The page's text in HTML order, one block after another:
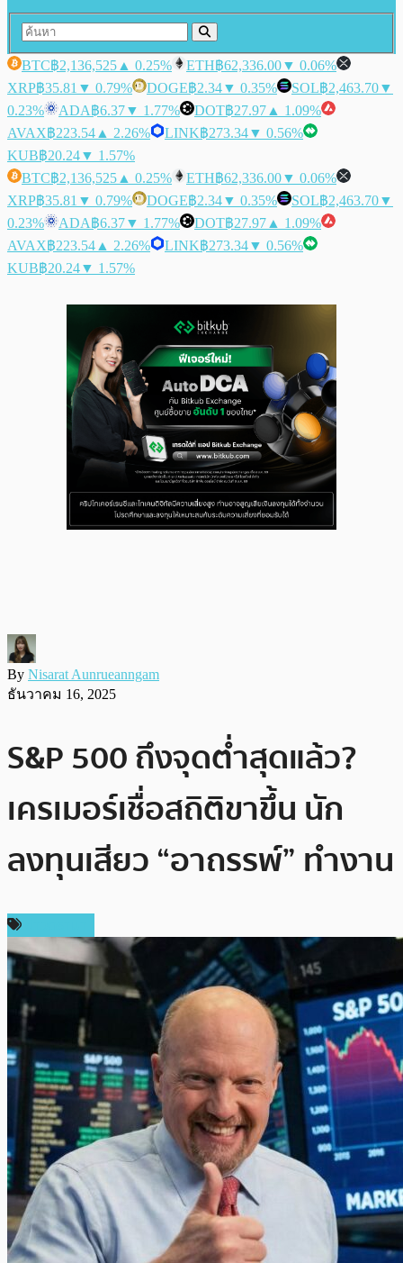
BTC฿2,136,525 ▲ 0.25% ETH฿62,336.00▼ 0.06%
XRP฿35.81 ▼ 0.79% DOGE฿2.34▼ 0.35% SOL฿2,463.70▼
0.23%
ADA฿6.37▼ 1.77% DOT฿27.97 ▲ 1.09%
AVAX฿223.54 ▲ 2.26% LINK฿273.34▼ 0.56%
KUB฿20.24▼ 1.57%
BTC฿2,136,525 ▲ 0.25% ETH฿62,336.00▼ 0.06%
XRP฿35.81 ▼ 0.79% DOGE฿2.34▼ 0.35% SOL฿2,463.70▼
0.23%
ADA฿6.37▼ 1.77% DOT฿27.97 ▲ 1.09%
AVAX฿223.54 ▲ 2.26% LINK฿273.34▼ 0.56%
KUB฿20.24▼ 1.57%
By Nisarat Aunrueanngam
ธันวาคม 16, 2025
S&P 500 ถึงจุดต่ำสุดแล้ว?
เครเมอร์เชื่อสถิติขาขึ้น นัก
ลงทุนเสียว “อาถรรพ์” ทำงาน